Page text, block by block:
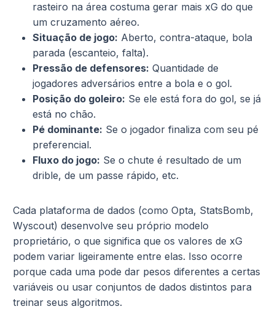
rasteiro na área costuma gerar mais xG do que
um cruzamento aéreo.
Situação de jogo: Aberto, contra-ataque, bola
parada (escanteio, falta).
Pressão de defensores: Quantidade de
jogadores adversários entre a bola e o gol.
Posição do goleiro: Se ele está fora do gol, se já
está no chão.
Pé dominante: Se o jogador finaliza com seu pé
preferencial.
Fluxo do jogo: Se o chute é resultado de um
drible, de um passe rápido, etc.
Cada plataforma de dados (como Opta, StatsBomb,
Wyscout) desenvolve seu próprio modelo
proprietário, o que significa que os valores de xG
podem variar ligeiramente entre elas. Isso ocorre
porque cada uma pode dar pesos diferentes a certas
variáveis ou usar conjuntos de dados distintos para
treinar seus algoritmos.